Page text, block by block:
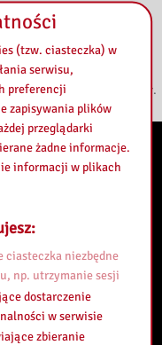
i młodzieży nigdy
lecz zapomniane.
przez
w Warszawie – 26.05.2026 r.
(tzw. ciasteczka) w
serwisu,
preferencji
zapisywania plików
przeglądarki
żadne informacje.
informacji w plikach
ciasteczka niezbędne
np. utrzymanie sesji
dostarczenie
w serwisie
zbieranie